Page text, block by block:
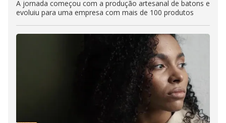
A jornada começou com a produção artesanal de batons e
evoluiu para uma empresa com mais de 100 produtos